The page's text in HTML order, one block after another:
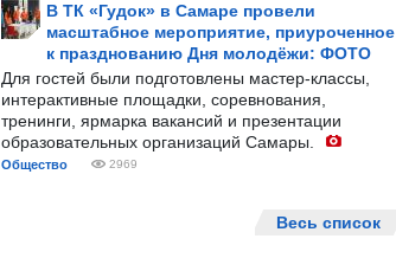
В ТК «Гудок» в Самаре провели
масштабное мероприятие, приуроченное
к празднованию Дня молодёжи: ФОТО
Для гостей были подготовлены мастер-классы,
интерактивные площадки, соревнования,
тренинги, ярмарка вакансий и презентации
образовательных организаций Самары.
Общество 2969
Весь список